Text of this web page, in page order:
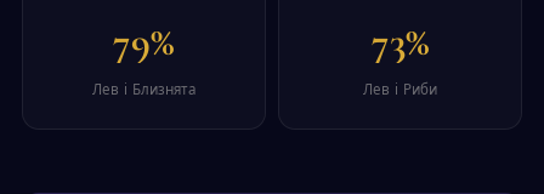
79%
Лев і Близнята
73%
Лев і Риби